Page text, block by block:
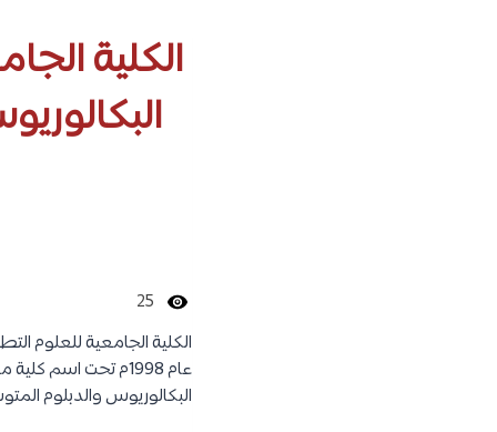
الكلية
25
الكلية الجامعية للعلوم
البكالوريوس والدبلوم المتوسط والدبلوم